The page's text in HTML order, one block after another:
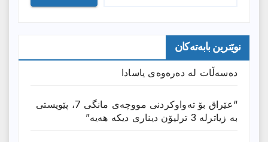
نوێترین بابەتەکان
دەسەڵات لە دەرەوەی یاسادا
“عێراق بۆ تەواوکردنی مووچەی مانگى 7، پێویستی
بە زیاترلە 3 ترلیۆن دیناری دیکە هەیە”